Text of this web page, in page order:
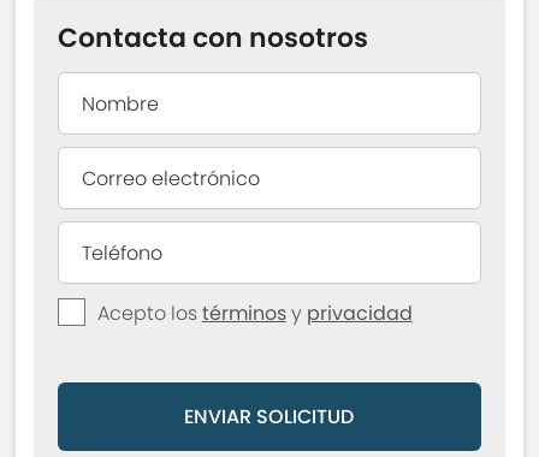
Contacta con nosotros
Acepto lostérminosy privacidad
ENVIAR SOLICITUD